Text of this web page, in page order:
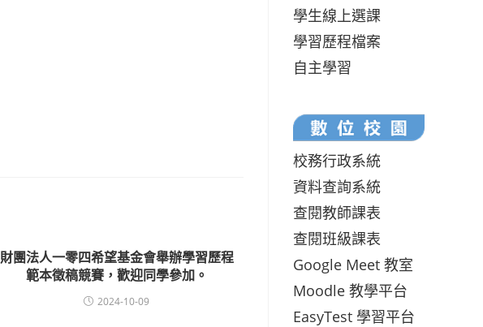
財團法人一零四希望基金會舉辦學習歷程
範本徵稿競賽，歡迎同學參加。
2024-10-09
學生線上選課
學習歷程檔案
自主學習
校務行政系統
資料查詢系統
查閱教師課表
查閱班級課表
Google Meet 教室
Moodle 教學平台
EasyTest 學習平台